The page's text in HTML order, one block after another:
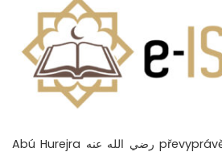
Abú Hurejra رضي الله عنه převyprávěl, co vyprávěl i Posel